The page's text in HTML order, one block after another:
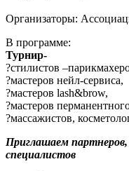
Организаторы:
В программе:
Турнир-
?стилистов
?мастеров нейл-сервиса,
?мастеров lash&brow,
?мастеров
?массажистов,
Приглашаем
специалистов